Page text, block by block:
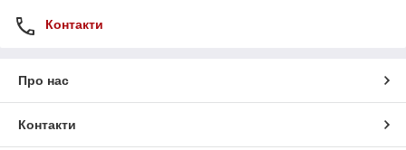
Контакти
Про нас
Контакти